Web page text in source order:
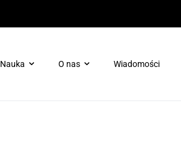
Nauka O nas Wiadomości